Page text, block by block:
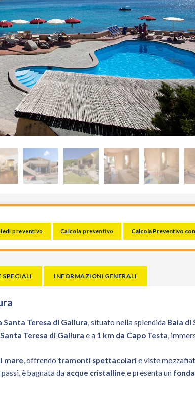
preventivo Calcola preventivo Calcola Preventivo
SPECIALI INFORMAZIONI GENERALI
Teresa di Gallura , situato nella splendida Baia di
Teresa di Gallura e a 1 km da Capo Testa ,
mare , offrendo tramonti spettacolarie viste
è bagnata da acque cristalline e presenta un